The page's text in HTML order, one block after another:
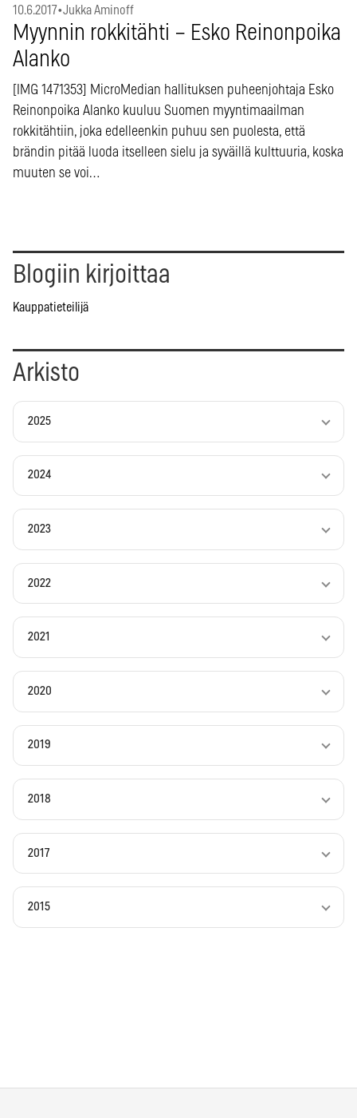
10.6.2017•Jukka Aminoff
Myynnin rokkitähti – Esko Reinonpoika
Alanko
[IMG 1471353] MicroMedian hallituksen puheenjohtaja Esko
Reinonpoika Alanko kuuluu Suomen myyntimaailman
rokkitähtiin, joka edelleenkin puhuu sen puolesta, että
brändin pitää luoda itselleen sielu ja syväillä kulttuuria, koska
muuten se voi…
Blogiin kirjoittaa
Kauppatieteilijä
Arkisto
2025
2024
2023
2022
2021
2020
2019
2018
2017
2015